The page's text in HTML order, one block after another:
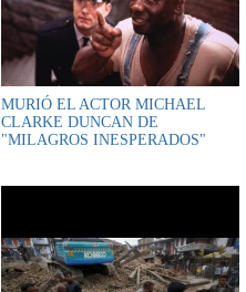
MURIÓ EL ACTOR MICHAEL
CLARKE DUNCAN DE
"MILAGROS INESPERADOS"